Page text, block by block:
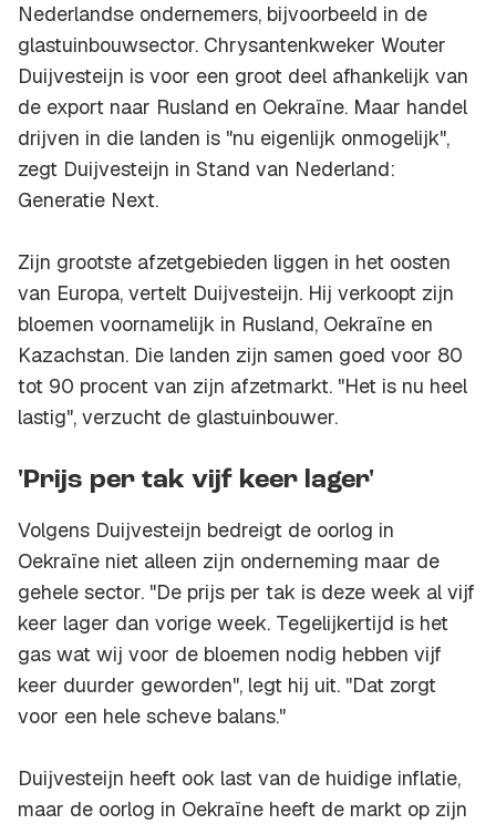
Nederlandse ondernemers, bijvoorbeeld in de
glastuinbouwsector. Chrysantenkweker Wouter
Duijvesteijn is voor een groot deel afhankelijk van
de export naar Rusland en Oekraïne. Maar handel
drijven in die landen is "nu eigenlijk onmogelijk",
zegt Duijvesteijn in Stand van Nederland:
Generatie Next.
Zijn grootste afzetgebieden liggen in het oosten
van Europa, vertelt Duijvesteijn. Hij verkoopt zijn
bloemen voornamelijk in Rusland, Oekraïne en
Kazachstan. Die landen zijn samen goed voor 80
tot 90 procent van zijn afzetmarkt. "Het is nu heel
lastig", verzucht de glastuinbouwer.
'Prijs per tak vijf keer lager'
Volgens Duijvesteijn bedreigt de oorlog in
Oekraïne niet alleen zijn onderneming maar de
gehele sector. "De prijs per tak is deze week al vijf
keer lager dan vorige week. Tegelijkertijd is het
gas wat wij voor de bloemen nodig hebben vijf
keer duurder geworden", legt hij uit. "Dat zorgt
voor een hele scheve balans."
Duijvesteijn heeft ook last van de huidige inflatie,
maar de oorlog in Oekraïne heeft de markt op zijn